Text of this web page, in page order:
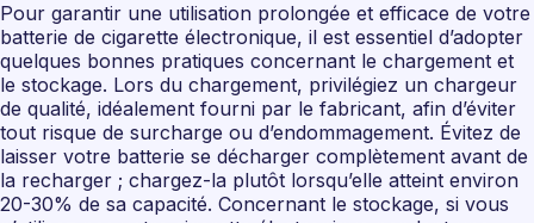
Pour garantir une utilisation prolongée et efficace de votre
batterie de cigarette électronique, il est essentiel d’adopter
quelques bonnes pratiques concernant le chargement et
le stockage. Lors du chargement, privilégiez un chargeur
de qualité, idéalement fourni par le fabricant, afin d’éviter
tout risque de surcharge ou d’endommagement. Évitez de
laisser votre batterie se décharger complètement avant de
la recharger ; chargez-la plutôt lorsqu’elle atteint environ
20-30% de sa capacité. Concernant le stockage, si vous